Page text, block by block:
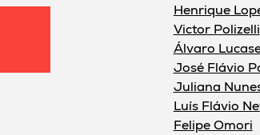
Henrique
Victor Polizelli
Álvaro
José Flávio
Juliana
Luís Flávio
Felipe Omori